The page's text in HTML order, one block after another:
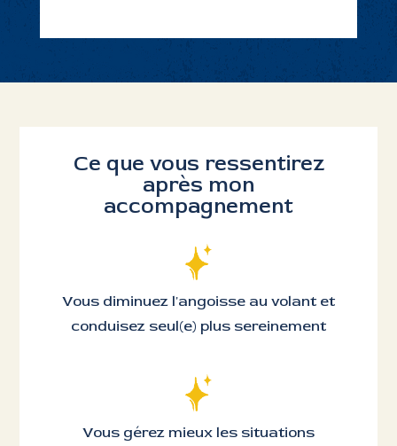
Ce que vous ressentirez
après mon
accompagnement
Vous diminuez l'angoisse au volant et
conduisez seul(e) plus sereinement
Vous gérez mieux les situations